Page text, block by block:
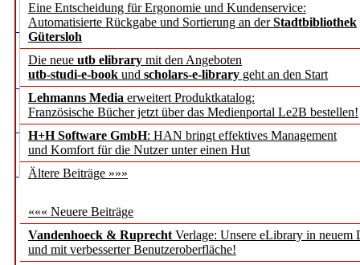
Eine Entscheidung für Ergonomie und Kundenservice:
Automatisierte Rückgabe und Sortierung an derStadtbibliothek
Gütersloh
Die neue utb elibrary mit den Angeboten
utb-studi-e-book und scholars-e-library geht an den Start
Lehmanns Media erweitert Produktkatalog:
Französische Bücher jetzt über das Medienportal Le2B bestellen!
H+H Software GmbH: HAN bringt effektives Management
und Komfort für die Nutzer unter einen Hut
Ältere Beiträge »»»
««« Neuere Beiträge
Vandenhoeck & Ruprecht Verlage: Unsere eLibrary in neuem
und mit verbesserter Benutzeroberfläche!